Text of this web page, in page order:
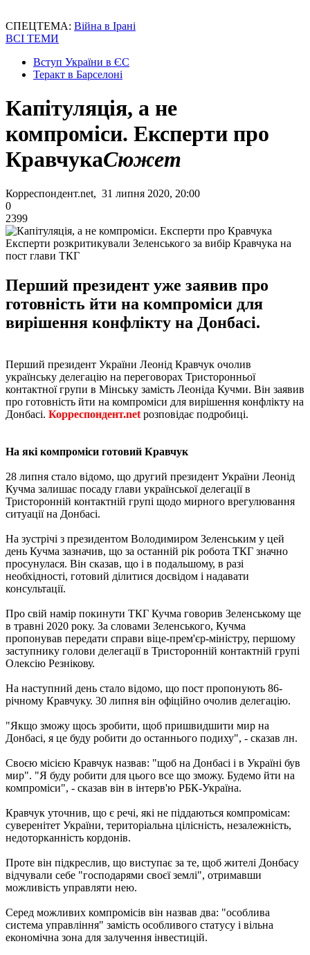
СПЕЦТЕМА: Війна в Ірані
ВСІ ТЕМИ
Вступ України в ЄС
Теракт в Барселоні
Капітуляція, а не
компроміси. Експерти про
КравчукаСюжет
Корреспондент.net, 31 липня 2020, 20:00
0
2399
Експерти розкритикували Зеленського за вибір Кравчука на
пост глави ТКГ
Перший президент уже заявив про
готовність йти на компроміси для
вирішення конфлікту на Донбасі.
Перший президент України Леонід Кравчук очолив
українську делегацію на переговорах Тристоронньої
контактної групи в Мінську замість Леоніда Кучми. Він заявив
про готовність йти на компроміси для вирішення конфлікту на
Донбасі. Корреспондент.net розповідає подробиці.
На які компроміси готовий Кравчук
28 липня стало відомо, що другий президент України Леонід
Кучма залишає посаду глави української делегації в
Тристоронній контактній групі щодо мирного врегулювання
ситуації на Донбасі.
На зустрічі з президентом Володимиром Зеленським у цей
день Кучма зазначив, що за останній рік робота ТКГ значно
просунулася. Він сказав, що і в подальшому, в разі
необхідності, готовий ділитися досвідом і надавати
консультації.
Про свій намір покинути ТКГ Кучма говорив Зеленському ще
в травні 2020 року. За словами Зеленського, Кучма
пропонував передати справи віце-прем'єр-міністру, першому
заступнику голови делегації в Тристоронній контактній групі
Олексію Резнікову.
На наступний день стало відомо, що пост пропонують 86-
річному Кравчуку. 30 липня він офіційно очолив делегацію.
"Якщо зможу щось зробити, щоб пришвидшити мир на
Донбасі, я це буду робити до останнього подиху", - сказав лн.
Своєю місією Кравчук назвав: "щоб на Донбасі і в Україні був
мир". "Я буду робити для цього все що зможу. Будемо йти на
компроміси", - сказав він в інтерв'ю РБК-Україна.
Кравчук уточнив, що є речі, які не піддаються компромісам:
суверенітет України, територіальна цілісність, незалежність,
недоторканність кордонів.
Проте він підкреслив, що виступає за те, щоб жителі Донбасу
відчували себе "господарями своєї землі", отримавши
можливість управляти нею.
Серед можливих компромісів він назвав два: "особлива
система управління" замість особливого статусу і вільна
економічна зона для залучення інвестицій.